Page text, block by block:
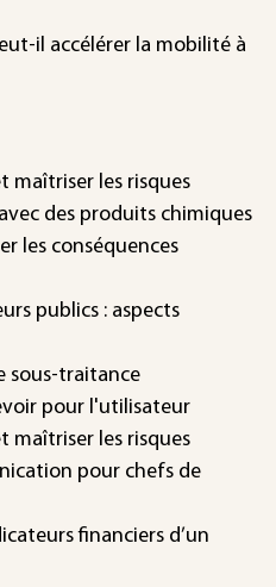
il accélérer la mobilité à
maîtriser les risques
des produits chimiques
les conséquences
publics : aspects
sous-traitance
pour l'utilisateur
maîtriser les risques
pour chefs de
financiers d’un